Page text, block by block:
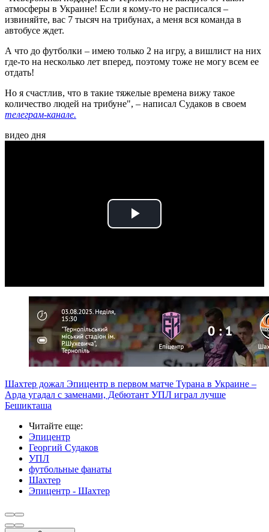
атмосферы в Украине! Если я кому-то не расписался –
извиняйте, вас 7 тысяч на трибунах, а меня вся команда в
автобусе ждет.
А что до футболки – имею только 2 на игру, а вишлист на них
где-то на несколько лет вперед, поэтому тоже не могу всем ее
отдать!
Но я счастлив, что в такие тяжелые времена вижу такое
количество людей на трибуне", – написал Судаков в своем
телеграм-канале.
видео дня
Play
Шахтер дожал Эпицентр в первом матче Турана в Украине –
Арда угадал с заменами, Дебютант УПЛ играл лучше
Бешикташа
Читайте еще:
Эпицентр
Георгий Судаков
УПЛ
футбольные фанаты
Шахтер
Эпицентр - Шахтер